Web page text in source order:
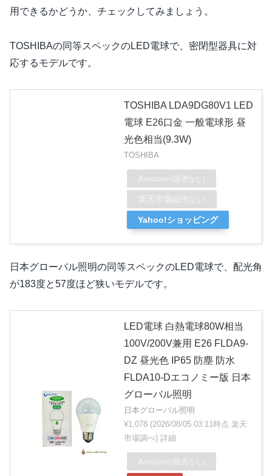
用できるかどうか、チェックしてみましょう。
TOSHIBAの同等スペックのLED電球で、密閉型器具に対
応するモデルです。
TOSHIBA LDA9DG80V1 LED
電球 E26口金 一般電球形 昼
光色相当(9.3W)
TOSHIBA
Yahoo!ショッピング
日本グローバル照明の同等スペックのLED電球で、配光角
が183度と57度ほど狭いモデルです。
LED電球 白熱電球80W相当
100V/200V兼用 E26 FLDA9-
DZ 昼光色 IP65 防塵 防水
FLDA10-Dエコノミー版 日本
グローバル照明
日本グローバル照明
¥1,078 (2026/08/05 03:11時点 楽天
市場調べ) 詳細